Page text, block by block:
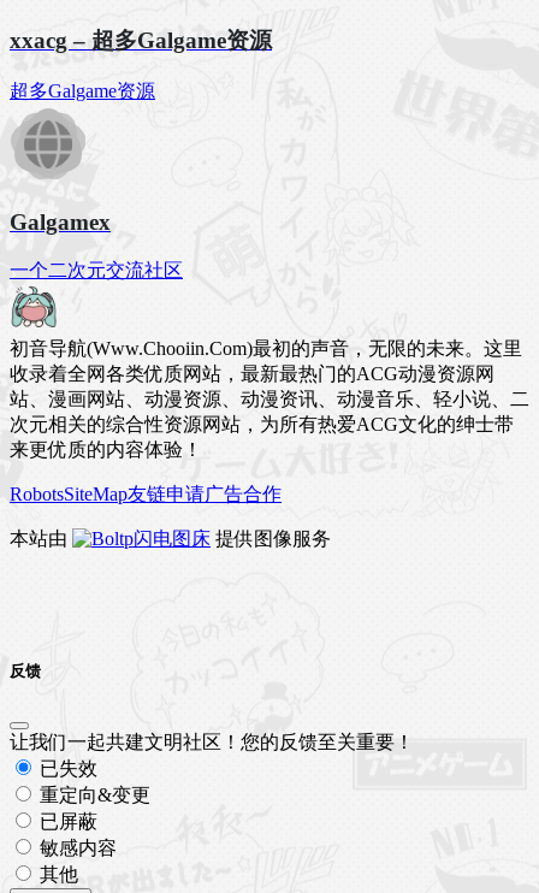
xxacg – 超多Galgame资源
超多Galgame资源
Galgamex
一个二次元交流社区
初音导航(Www.Chooiin.Com)最初的声音，无限的未来。这里
收录着全网各类优质网站，最新最热门的ACG动漫资源网
站、漫画网站、动漫资源、动漫资讯、动漫音乐、轻小说、二
次元相关的综合性资源网站，为所有热爱ACG文化的绅士带
来更优质的内容体验！
RobotsSiteMap友链申请广告合作
本站由 闪电图床 提供图像服务
反馈
让我们一起共建文明社区！您的反馈至关重要！
已失效
重定向&变更
已屏蔽
敏感内容
其他